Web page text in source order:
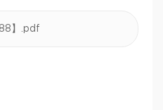
】.pdf